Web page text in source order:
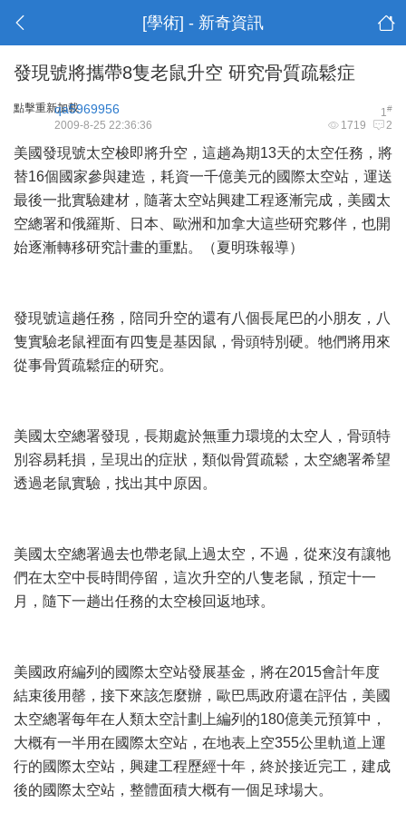
[學術] - 新奇資訊
發現號將攜帶8隻老鼠升空 研究骨質疏鬆症
點擊重新加載 1#
qa5969956
1719 2
2009-8-25 22:36:36
美國發現號太空梭即將升空，這趟為期13天的太空任務，將
替16個國家參與建造，耗資一千億美元的國際太空站，運送
最後一批實驗建材，隨著太空站興建工程逐漸完成，美國太
空總署和俄羅斯、日本、歐洲和加拿大這些研究夥伴，也開
始逐漸轉移研究計畫的重點。（夏明珠報導）
發現號這趟任務，陪同升空的還有八個長尾巴的小朋友，八
隻實驗老鼠裡面有四隻是基因鼠，骨頭特別硬。牠們將用來
從事骨質疏鬆症的研究。
美國太空總署發現，長期處於無重力環境的太空人，骨頭特
別容易耗損，呈現出的症狀，類似骨質疏鬆，太空總署希望
透過老鼠實驗，找出其中原因。
美國太空總署過去也帶老鼠上過太空，不過，從來沒有讓牠
們在太空中長時間停留，這次升空的八隻老鼠，預定十一
月，隨下一趟出任務的太空梭回返地球。
美國政府編列的國際太空站發展基金，將在2015會計年度
結束後用罄，接下來該怎麼辦，歐巴馬政府還在評估，美國
太空總署每年在人類太空計劃上編列的180億美元預算中，
大概有一半用在國際太空站，在地表上空355公里軌道上運
行的國際太空站，興建工程歷經十年，終於接近完工，建成
後的國際太空站，整體面積大概有一個足球場大。